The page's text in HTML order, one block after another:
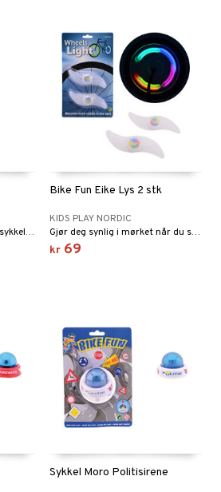
Kule, fargerike reflekser til sykkelen din!
Bike Fun Eike Lys 2 stk
KIDS PLAY NORDIC
Gjør deg synlig i mørket når du sykler!
kr 69
Sykkel Moro Politisirene